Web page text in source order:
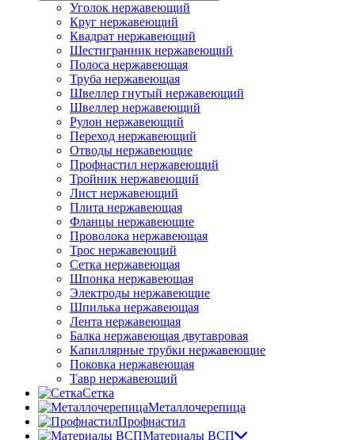
Уголок нержавеющий
Круг нержавеющий
Квадрат нержавеющий
Шестигранник нержавеющий
Полоса нержавеющая
Труба нержавеющая
Швеллер гнутый нержавеющий
Швеллер нержавеющий
Рулон нержавеющий
Переход нержавеющий
Отводы нержавеющие
Профнастил нержавеющий
Тройник нержавеющий
Лист нержавеющий
Плита нержавеющая
Фланцы нержавеющие
Проволока нержавеющая
Трос нержавеющий
Сетка нержавеющая
Шпонка нержавеющая
Электроды нержавеющие
Шпилька нержавеющая
Лента нержавеющая
Балка нержавеющая двутавровая
Капиллярные трубки нержавеющие
Поковка нержавеющая
Тавр нержавеющий
Сетка
Металлочерепица
Профнастил
Материалы ВСП